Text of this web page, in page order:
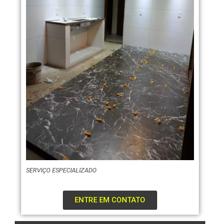
SERVIÇO ESPECIALIZADO
ENTRE EM CONTATO